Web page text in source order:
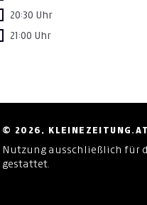
20:30 Uhr
21:00 Uhr
© 2026, KLEINEZEITUNG.AT
Nutzung ausschließlich für
gestattet.